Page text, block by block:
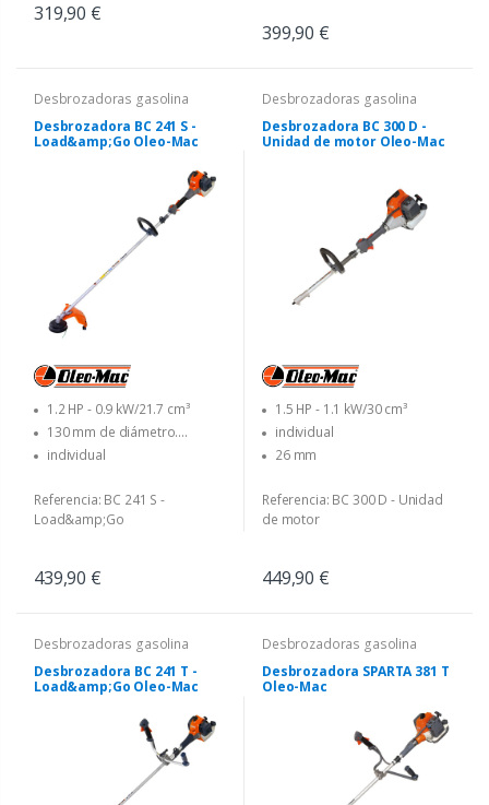
319,90 €
399,90 €
Desbrozadoras gasolina
Desbrozadora BC 241 S -
Load&amp;Go Oleo-Mac
1.2 HP - 0.9 kW/21.7 cm³
130 mm de diámetro.
Cabezal Load&Go con 2,40 mm
individual
Referencia: BC 241 S -
Load&amp;Go
439,90 €
Desbrozadoras gasolina
Desbrozadora BC 300 D -
Unidad de motor Oleo-Mac
1.5 HP - 1.1 kW/30 cm³
individual
26 mm
Referencia: BC 300 D - Unidad
de motor
449,90 €
Desbrozadoras gasolina
Desbrozadora BC 241 T -
Load&amp;Go Oleo-Mac
Desbrozadoras gasolina
Desbrozadora SPARTA 381 T
Oleo-Mac